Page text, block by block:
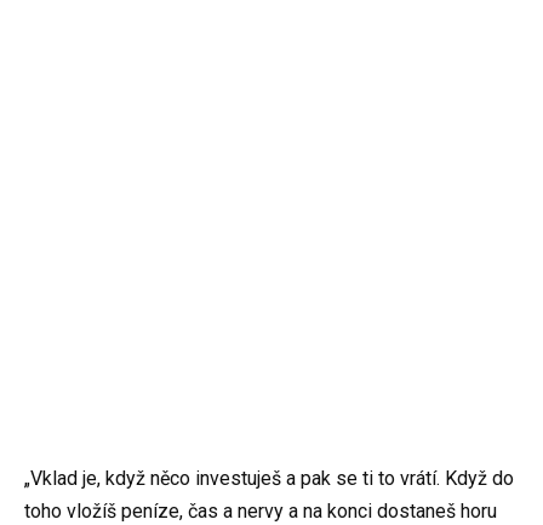
„Vklad je, když něco investuješ a pak se ti to vrátí. Když do
toho vložíš peníze, čas a nervy a na konci dostaneš horu